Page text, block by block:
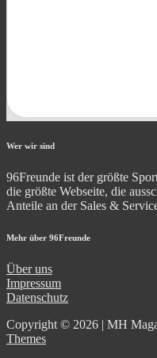
Wer wir sind
96Freunde ist der größte
die größte Webseite, die
Anteile an der Sales &
Mehr über 96Freunde
Über uns
Impressum
Datenschutz
Copyright © 2026 | MH
Themes